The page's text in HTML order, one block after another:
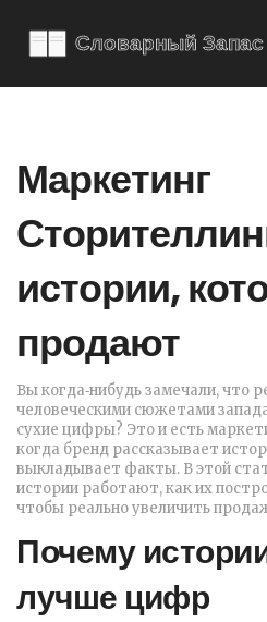
Маркетинг
истории,
продают
Вы когда‑нибудь замечали, что
человеческими сюжетами
сухие цифры? Это и есть
когда бренд рассказывает
выкладывает факты. В этой
истории работают, как их
чтобы реально увеличить
Почему
лучше цифр